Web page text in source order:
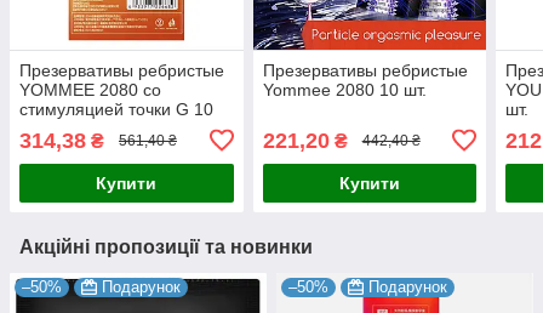
Презервативы ребристые
YOMMEE 2080 со
стимуляцией точки G 10
314,38 ₴ 561,40 ₴
Купити
Презервативы ребристые
Yommee 2080 10 шт.
221,20₴ 442,40 ₴
Купити
шт.
Акційні пропозиції та новинки
–50% Подарунок –50% Подарунок